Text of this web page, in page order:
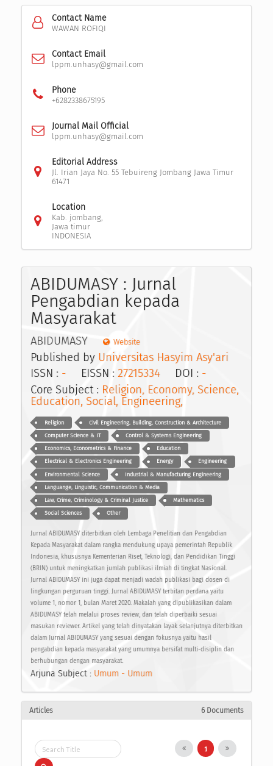
Contact Name
WAWAN ROFIQI
Contact Email
lppm.unhasy@gmail.com
Phone
+6282338675195
Journal Mail Official
lppm.unhasy@gmail.com
Editorial Address
Jl. Irian Jaya No. 55 Tebuireng Jombang Jawa Timur
61471
Location
Kab. jombang,
Jawa timur
INDONESIA
ABIDUMASY : Jurnal
Pengabdian kepada
Masyarakat
ABIDUMASY Website
Published by Universitas Hasyim Asy'ari
ISSN : - EISSN : 27215334DOI : -
Core Subject : Religion, Economy, Science,
Education, Social, Engineering,
Religion Civil Engineering, Building, Construction & Architecture
Computer Science & IT Control & Systems Engineering
Economics, Econometrics & Finance Education
Electrical & Electronics Engineering Energy Engineering
Environmental Science Industrial & Manufacturing Engineering
Languange, Linguistic, Communication & Media
Law, Crime, Criminology & Criminal Justice Mathematics
Social Sciences Other
Jurnal ABIDUMASY diterbitkan oleh Lembaga Penelitian dan Pengabdian
Kepada Masyarakat dalam rangka mendukung upaya pemerintah Republik
Indonesia, khususnya Kementerian Riset, Teknologi, dan Pendidikan Tinggi
(BRIN) untuk meningkatkan jumlah publikasi ilmiah di tingkat Nasional.
Jurnal ABIDUMASY ini juga dapat menjadi wadah publikasi bagi dosen di
lingkungan perguruan tinggi. Jurnal ABIDUMASY terbitan perdana yaitu
volume 1, nomor 1, bulan Maret 2020. Makalah yang dipublikasikan dalam
ABIDUMASY telah melalui proses review, dan telah diperbaiki sesuai
masukan reviewer. Artikel yang telah dinyatakan layak selanjutnya diterbitkan
dalam Jurnal ABIDUMASY yang sesuai dengan fokusnya yaitu hasil
pengabdian kepada masyarakat yang umumnya bersifat multi-disiplin dan
berhubungan dengan masyarakat.
Arjuna Subject : Umum - Umum
Articles 6 Documents
1